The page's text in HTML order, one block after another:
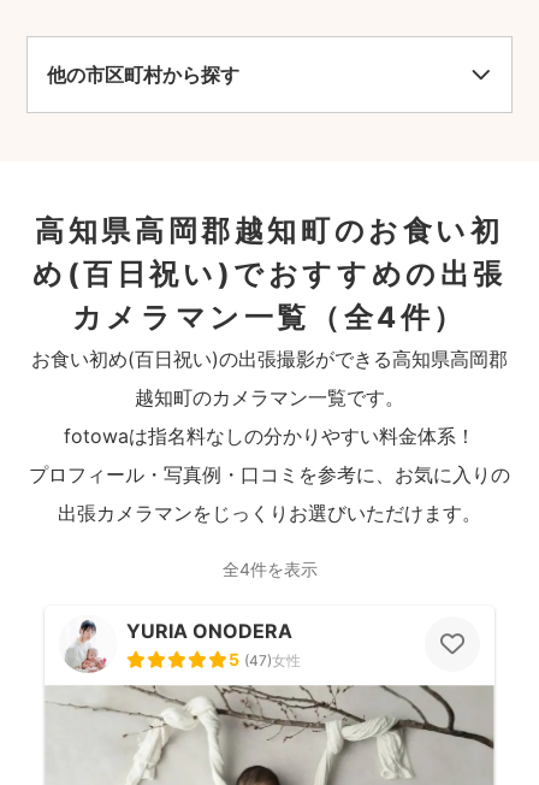
他の市区町村から探す
高知県高岡郡越知町のお食い初
め(百日祝い)でおすすめの出張
カメラマン一覧
（全4件）
お食い初め(百日祝い)の出張撮影ができる高知県高岡郡
越知町のカメラマン一覧です。
fotowaは指名料なしの分かりやすい料金体系！
プロフィール・写真例・口コミを参考に、お気に入りの
出張カメラマンをじっくりお選びいただけます。
全4件を表示
YURIA ONODERA
5 (47)女性